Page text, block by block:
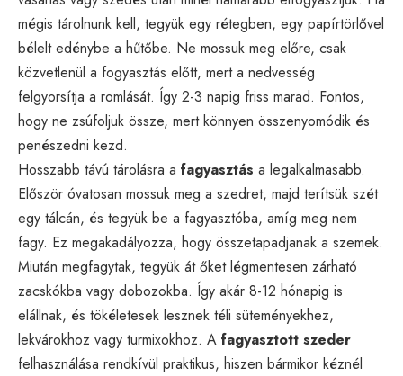
mégis tárolnunk kell, tegyük egy rétegben, egy papírtörlővel
bélelt edénybe a hűtőbe. Ne mossuk meg előre, csak
közvetlenül a fogyasztás előtt, mert a nedvesség
felgyorsítja a romlását. Így 2-3 napig friss marad. Fontos,
hogy ne zsúfoljuk össze, mert könnyen összenyomódik és
penészedni kezd.
Hosszabb távú tárolásra a fagyasztás a legalkalmasabb.
Először óvatosan mossuk meg a szedret, majd terítsük szét
egy tálcán, és tegyük be a fagyasztóba, amíg meg nem
fagy. Ez megakadályozza, hogy összetapadjanak a szemek.
Miután megfagytak, tegyük át őket légmentesen zárható
zacskókba vagy dobozokba. Így akár 8-12 hónapig is
elállnak, és tökéletesek lesznek téli süteményekhez,
lekvárokhoz vagy turmixokhoz. A fagyasztott szeder
felhasználása rendkívül praktikus, hiszen bármikor kéznél